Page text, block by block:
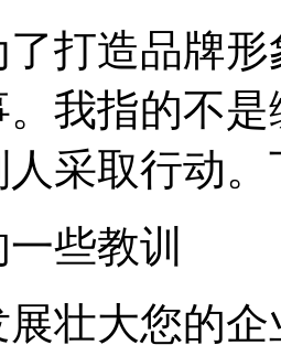
打造品牌
我指的不
采取行动
些教训
壮大您的企